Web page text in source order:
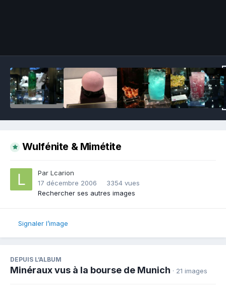
Wulfénite & Mimétite
Par Lcarion
17 décembre 2006
3354 vues
Rechercher ses autres images
Signaler l’image
DEPUIS L’ALBUM
Minéraux vus à la bourse de Munich · 21 images